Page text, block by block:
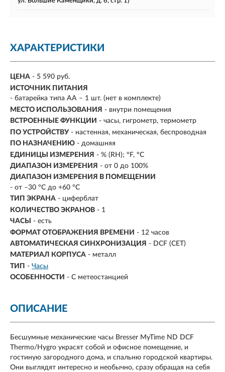
ХАРАКТЕРИСТИКИ
ЦЕНА - 5 590 руб.
ИСТОЧНИК ПИТАНИЯ
- батарейка типа АА – 1 шт. (нет в комплекте)
МЕСТО ИСПОЛЬЗОВАНИЯ - внутри помещения
ВСТРОЕННЫЕ ФУНКЦИИ - часы, гигрометр, термометр
ПО УСТРОЙСТВУ - настенная, механическая, беспроводная
ПО НАЗНАЧЕНИЮ - домашняя
ЕДИНИЦЫ ИЗМЕРЕНИЯ - % (RH); °F, °C
ДИАПАЗОН ИЗМЕРЕНИЯ - от 0 до 100%
ДИАПАЗОН ИЗМЕРЕНИЯ В ПОМЕЩЕНИИ
- от –30 °C до +60 °C
ТИП ЭКРАНА - циферблат
КОЛИЧЕСТВО ЭКРАНОВ - 1
ЧАСЫ
- есть
ФОРМАТ ОТОБРАЖЕНИЯ ВРЕМЕНИ - 12 часов
АВТОМАТИЧЕСКАЯ СИНХРОНИЗАЦИЯ - DCF (CET)
МАТЕРИАЛ КОРПУСА - металл
ТИП - Часы
ОСОБЕННОСТИ - С метеостанцией
ОПИСАНИЕ
Бесшумные механические часы Bresser MyTime ND DCF
Thermo/Hygro украсят собой и офисное помещение, и
гостиную загородного дома, и спальню городской квартиры.
Они выглядят интересно и необычно, сразу обращая на себя